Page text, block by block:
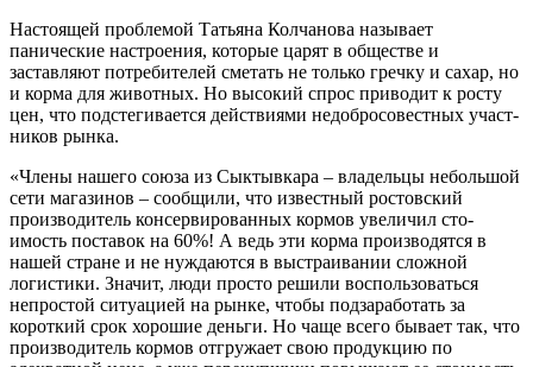
Настоящей проблемой Татьяна Колчанова называет
панические на­строения, которые царят в обществе и
заставляют потребителей сметать не только гречку и сахар, но
и корма для животных. Но высокий спрос при­водит к росту
цен, что подстегивается действиями недобросовестных участ­
ников рынка.
«Члены нашего союза из Сыктыв­кара – владельцы небольшой
сети ма­газинов – сообщили, что известный ростовский
производитель консер­вированных кормов увеличил сто­
имость поставок на 60%! А ведь эти корма производятся в
нашей стране и не нуждаются в выстраивании слож­ной
логистики. Значит, люди просто решили воспользоваться
непростой ситуацией на рынке, чтобы подза­работать за
короткий срок хорошие деньги. Но чаще всего бывает так, что
производитель кормов отгружает свою продукцию по